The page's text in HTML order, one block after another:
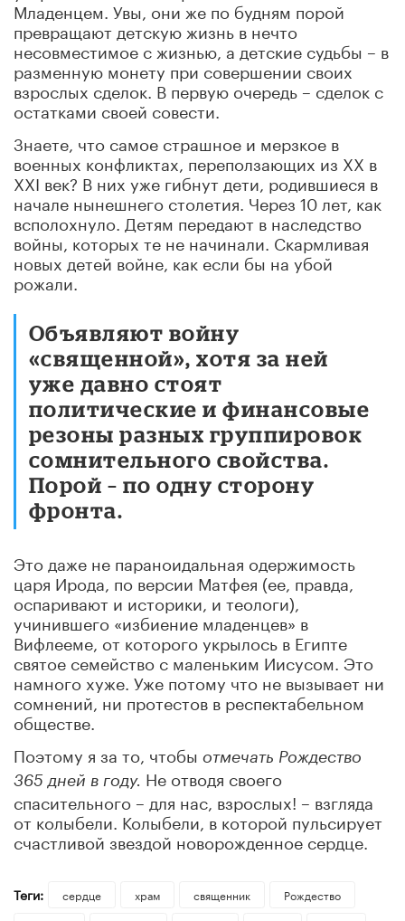
Младенцем. Увы, они же по будням порой
превращают детскую жизнь в нечто
несовместимое с жизнью, а детские судьбы – в
разменную монету при совершении своих
взрослых сделок. В первую очередь – сделок с
остатками своей совести.
Знаете, что самое страшное и мерзкое в
военных конфликтах, переползающих из XX в
XXI век? В них уже гибнут дети, родившиеся в
начале нынешнего столетия. Через 10 лет, как
всполохнуло. Детям передают в наследство
войны, которых те не начинали. Скармливая
новых детей войне, как если бы на убой
рожали.
Объявляют войну
«священной», хотя за ней
уже давно стоят
политические и финансовые
резоны разных группировок
сомнительного свойства.
Порой – по одну сторону
фронта.
Это даже не параноидальная одержимость
царя Ирода, по версии Матфея (ее, правда,
оспаривают и историки, и теологи),
учинившего «избиение младенцев» в
Вифлееме, от которого укрылось в Египте
святое семейство с маленьким Иисусом. Это
намного хуже. Уже потому что не вызывает ни
сомнений, ни протестов в респектабельном
обществе.
Поэтому я за то, чтобы отмечать Рождество
365 дней в году. Не отводя своего
спасительного – для нас, взрослых! – взгляда
от колыбели. Колыбели, в которой пульсирует
счастливой звездой новорожденное сердце.
Теги: сердце храм священник
Рождество